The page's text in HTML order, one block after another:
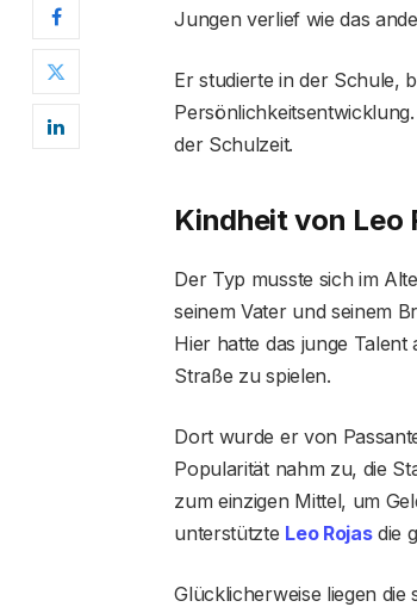
Jungen verlief wie das
Er studierte in der Schule,
der Schulzeit.
Kindheit von Leo
Der Typ musste sich im
seinem Vater und seinem
Hier hatte das junge
Straße zu spielen.
Dort wurde er von
Popularität nahm zu, die
zum einzigen Mittel, um
unterstützte Leo Rojasdie
Glücklicherweise liegen